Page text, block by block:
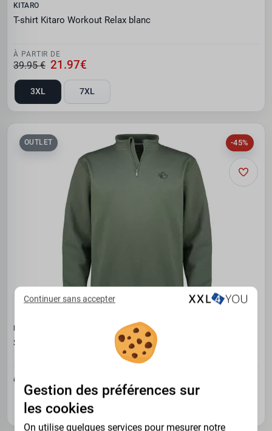
KITARO
T-shirt Kitaro Workout Relax blanc
À PARTIR DE
39.95 € 21.97€
3XL 7XL
-45%
OUTLET
KITARO
Sweat piqué vert 3XL à 8XL
64.95 €
3XL
Continuer sans accepter
Gestion des préférences sur
les cookies
On utilise quelques services pour mesurer notre